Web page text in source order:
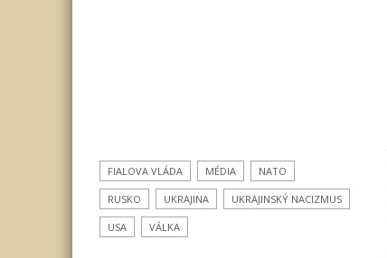
FIALOVA VLÁDA MÉDIA NATO
RUSKO UKRAJINA UKRAJINSKÝ NACIZMUS
USA VÁLKA